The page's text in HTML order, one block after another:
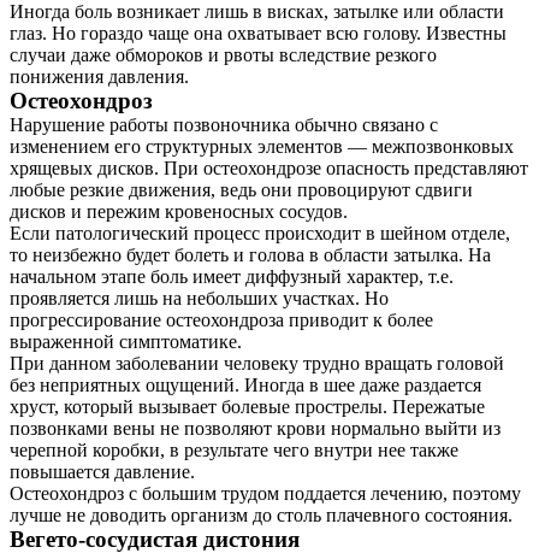
Иногда боль возникает лишь в висках, затылке или области
глаз. Но гораздо чаще она охватывает всю голову. Известны
случаи даже обмороков и рвоты вследствие резкого
понижения давления.
Остеохондроз
Нарушение работы позвоночника обычно связано с
изменением его структурных элементов ― межпозвонковых
хрящевых дисков. При остеохондрозе опасность представляют
любые резкие движения, ведь они провоцируют сдвиги
дисков и пережим кровеносных сосудов.
Если патологический процесс происходит в шейном отделе,
то неизбежно будет болеть и голова в области затылка. На
начальном этапе боль имеет диффузный характер, т.е.
проявляется лишь на небольших участках. Но
прогрессирование остеохондроза приводит к более
выраженной симптоматике.
При данном заболевании человеку трудно вращать головой
без неприятных ощущений. Иногда в шее даже раздается
хруст, который вызывает болевые прострелы. Пережатые
позвонками вены не позволяют крови нормально выйти из
черепной коробки, в результате чего внутри нее также
повышается давление.
Остеохондроз с большим трудом поддается лечению, поэтому
лучше не доводить организм до столь плачевного состояния.
Вегето-сосудистая дистония